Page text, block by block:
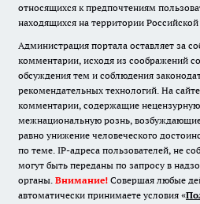
относящихся к предпочтениям
находящихся на территории
Администрация портала оставляет за
комментарии, исходя из соображений
обсуждения тем и соблюдения
рекомендательных технологий. На
комментарии, содержащие
межнациональную рознь,
равно унижение человеческого
по теме. IP-адреса пользователей, не
могут быть переданы по запросу в
органы. Внимание! Совершая любые
автоматически принимаете условия «